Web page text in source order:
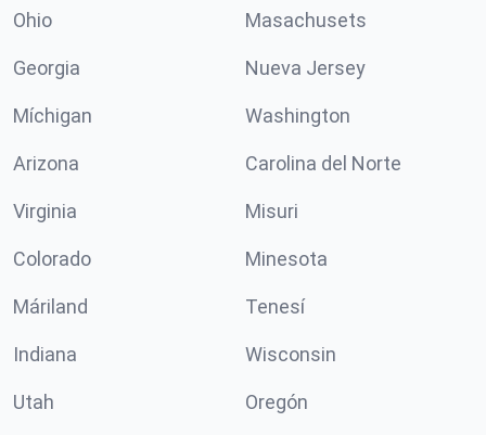
Ohio Masachusets
Georgia Nueva Jersey
Míchigan Washington
Arizona Carolina del Norte
Virginia Misuri
Colorado Minesota
Máriland Tenesí
Indiana Wisconsin
Utah Oregón